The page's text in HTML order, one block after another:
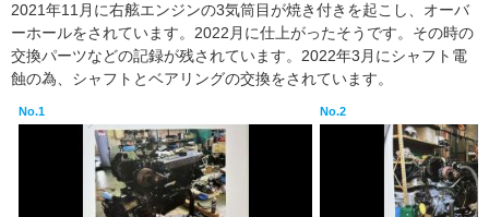
2021年11月に右舷エンジンの3気筒目が焼き付きを起こし、オーバ
ーホールをされています。2022月に仕上がったそうです。その時の
交換パーツなどの記録が残されています。2022年3月にシャフト電
蝕の為、シャフトとベアリングの交換をされています。
No.1 No.2